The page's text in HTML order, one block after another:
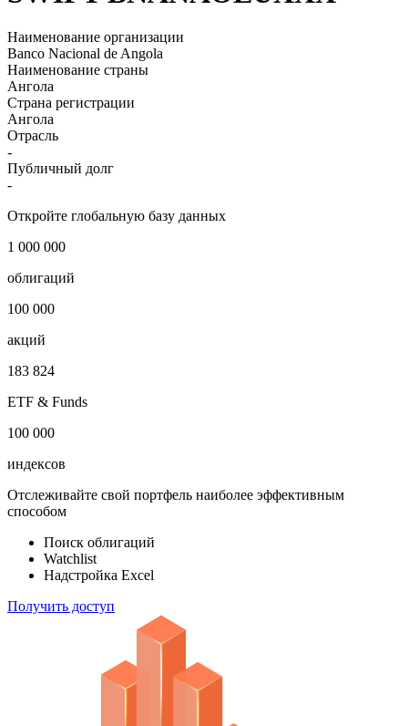
Наименование организации
Banco Nacional de Angola
Наименование страны
Ангола
Страна регистрации
Ангола
Отрасль
-
Публичный долг
-
Откройте глобальную базу данных
1 000 000
облигаций
100 000
акций
183 824
ETF & Funds
100 000
индексов
Отслеживайте свой портфель наиболее эффективным
способом
Поиск облигаций
Watchlist
Надстройка Excel
Получить доступ